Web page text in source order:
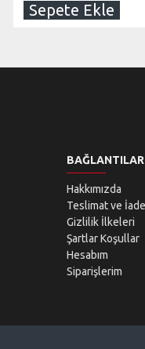
Sepete Ekle
BAĞLANTILAR
Hakkımızda
Teslimat ve İade
Gizlilik İlkeleri
Şartlar Koşullar
Hesabım
Siparişlerim